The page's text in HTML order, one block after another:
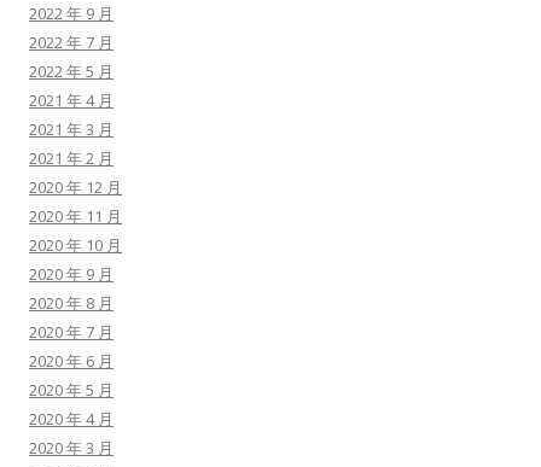
2022 年 9 月
2022 年 7 月
2022 年 5 月
2021 年 4 月
2021 年 3 月
2021 年 2 月
2020 年 12 月
2020 年 11 月
2020 年 10 月
2020 年 9 月
2020 年 8 月
2020 年 7 月
2020 年 6 月
2020 年 5 月
2020 年 4 月
2020 年 3 月